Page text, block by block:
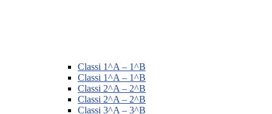
Classi 1^A – 1^B
Classi 1^A – 1^B
Classi 2^A – 2^B
Classi 2^A – 2^B
Classi 3^A – 3^B